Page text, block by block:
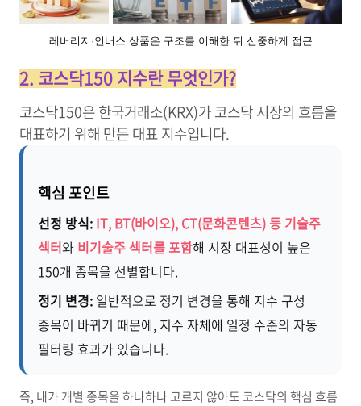
레버리지·인버스 상품은 구조를 이해한 뒤 신중하게 접근
2. 코스닥150 지수란 무엇인가?
코스닥150은 한국거래소(KRX)가 코스닥 시장의 흐름을
대표하기 위해 만든 대표 지수입니다.
핵심 포인트
선정 방식: IT, BT(바이오), CT(문화콘텐츠) 등 기술주
섹터와 비기술주 섹터를 포함해 시장 대표성이 높은
150개 종목을 선별합니다.
정기 변경: 일반적으로 정기 변경을 통해 지수 구성
종목이 바뀌기 때문에, 지수 자체에 일정 수준의 자동
필터링 효과가 있습니다.
즉, 내가 개별 종목을 하나하나 고르지 않아도 코스닥의 핵심 흐름